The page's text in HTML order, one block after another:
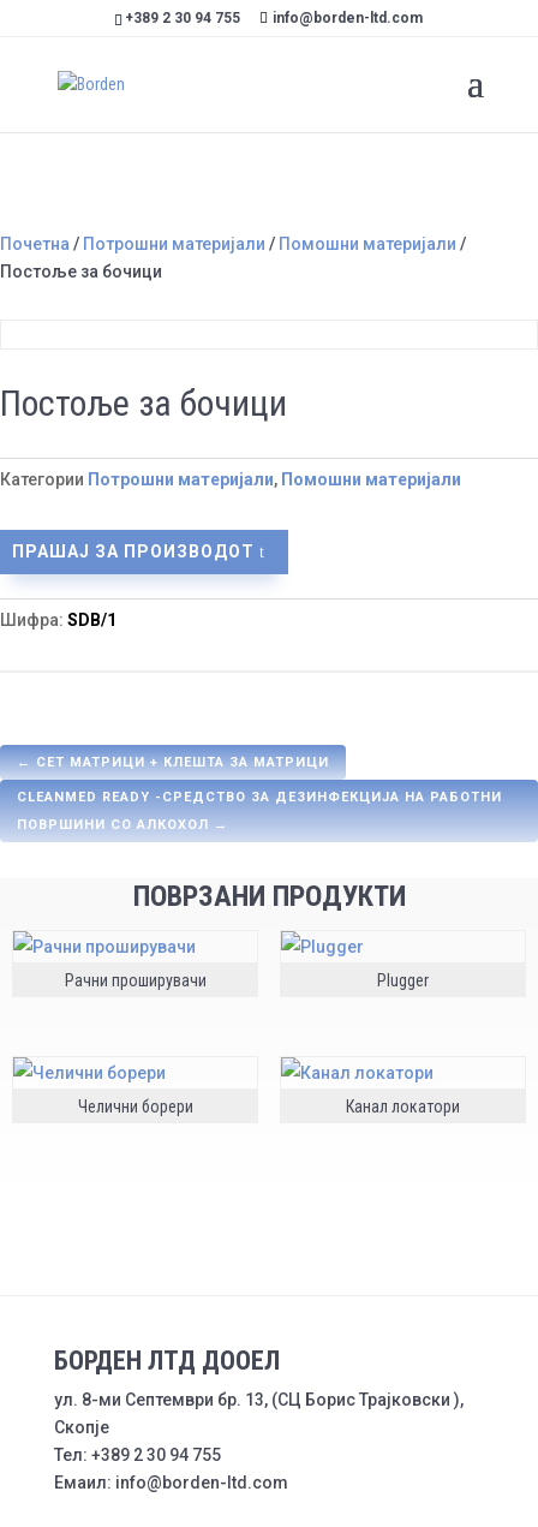
+389 2 30 94 755 info@borden-ltd.com
Почетна / Потрошни материјали / Помошни материјали /
Постоље за бочици
Постоље за бочици
Категории Потрошни материјали, Помошни материјали
ПРАШАЈ ЗА ПРОИЗВОДОТ
Шифра: SDB/1
←СЕТ МАТРИЦИ + КЛЕШТА ЗА МАТРИЦИ
CLEANMED READY -СРЕДСТВО ЗА ДЕЗИНФЕКЦИЈА НА РАБОТНИ
ПОВРШИНИ СО АЛКОХОЛ →
ПОВРЗАНИ ПРОДУКТИ
Рачни проширувачи Plugger
Челични борери Канал локатори
БОРДЕН ЛТД ДООЕЛ
ул. 8-ми Септември бр. 13, (СЦ Борис Трајковски ),
Скопје
Тел: +389 2 30 94 755
Емаил: info@borden-ltd.com